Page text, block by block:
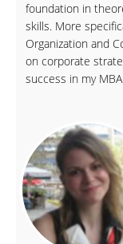
foundation in
skills. More
Organization and
on corporate
success in my